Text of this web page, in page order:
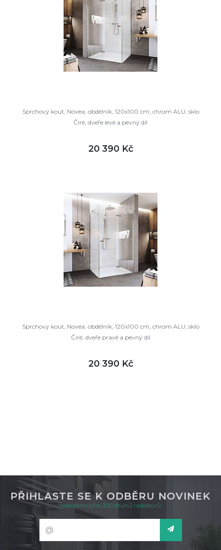
Sprchový kout, Novea, obdélník, 120x100 cm, chrom ALU, sklo
Čiré, dveře levé a pevný díl
20 390 Kč
Sprchový kout, Novea, obdélník, 120x100 cm, chrom ALU, sklo
Čiré, dveře pravé a pevný díl
20 390 Kč
PŘIHLASTE SE K ODBĚRU NOVINEK
nabízíme přes 200 druhů radiátorů